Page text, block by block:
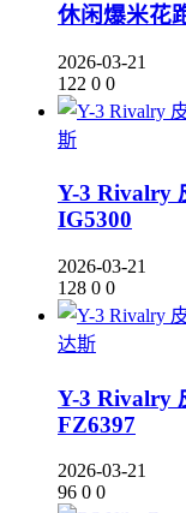
休闲爆米花
2026-03-21
122 0 0
斯
Y-3 Rivalry
IG5300
2026-03-21
128 0 0
达斯
Y-3 Rivalry
FZ6397
2026-03-21
96 0 0